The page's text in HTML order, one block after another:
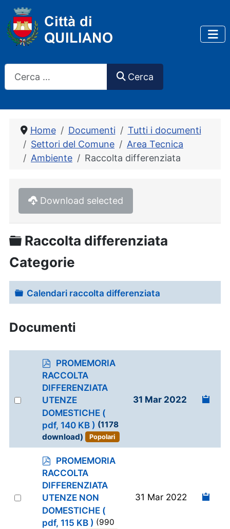
Cerca
Home Documenti
Tutti i documenti
Settori del Comune
Area Tecnica
Ambiente
Raccolta differenziata
Download selected
Cartella
Raccolta differenziata
Categorie
Cartella
Calendari raccolta differenziata
Documenti
Select
p
d
f
PROMEMORIA
RACCOLTA
DIFFERENZIATA
UTENZE
DOMESTICHE (
pdf, 140 KB ) (1178
download)
Popolari
31 Mar 2022
Select
p
d
f
PROMEMORIA
RACCOLTA
DIFFERENZIATA
UTENZE NON
DOMESTICHE (
pdf, 115 KB ) (990
31 Mar 2022